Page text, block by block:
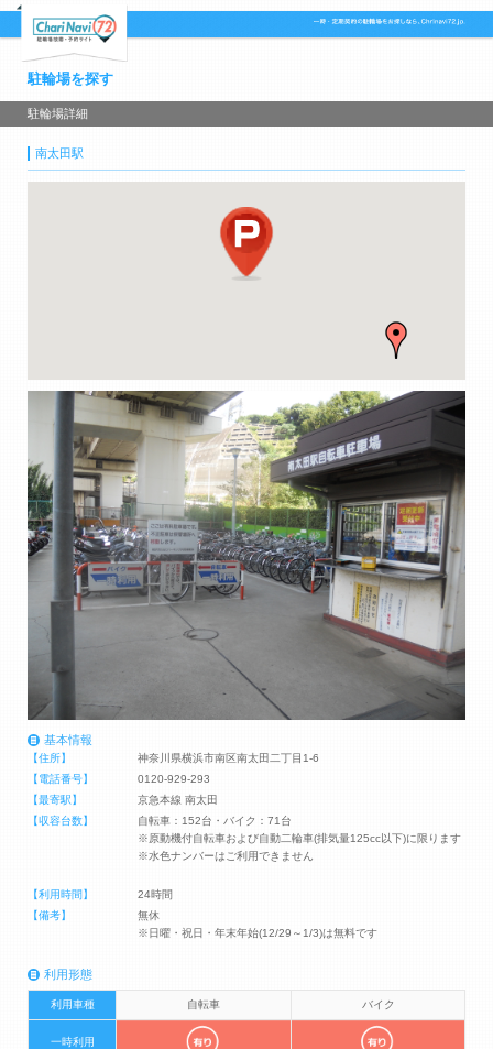
駐輪場を探す
駐輪場詳細
南太田駅
基本情報
【住所】
神奈川県横浜市南区南太田二丁目1-6
【電話番号】
0120-929-293
【最寄駅】
京急本線 南太田
【収容台数】
自転車：152台・バイク：71台
※原動機付自転車および自動二輪車(排気量125cc以下)に限ります
※水色ナンバーはご利用できません
【利用時間】
24時間
【備考】
無休
※日曜・祝日・年末年始(12/29～1/3)は無料です
利用形態
利用車種 自転車 バイク
一時利用